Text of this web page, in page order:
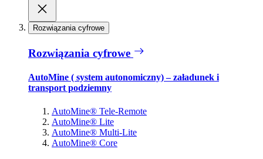
Rozwiązania cyfrowe
Rozwiązania cyfrowe
AutoMine ( system autonomiczny) – załadunek i
transport podziemny
AutoMine® Tele-Remote
AutoMine® Lite
AutoMine® Multi-Lite
AutoMine® Core